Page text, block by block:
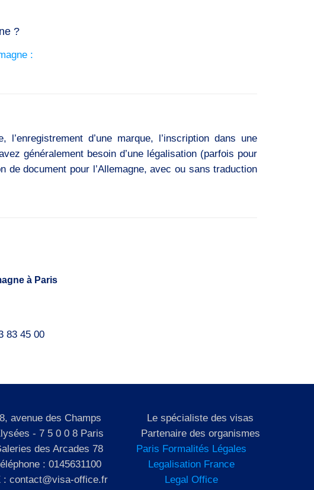
?
:
d’une marque, l’inscription dans une
généralement besoin d’une légalisation (parfois pour
document pour l’Allemagne, avec ou sans traduction
à Paris
83 45 00
avenue des Champs
- 7 5 0 0 8 Paris
des Arcades 78
: 0145631100
: contact@visa-office.fr
Le spécialiste des visas
Partenaire des organismes
Paris Formalités Légales
Legalisation France
Legal Office